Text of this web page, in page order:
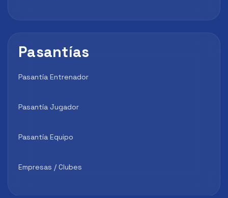
Pasantías
Pasantía Entrenador
Pasantía Jugador
Pasantía Equipo
Empresas / Clubes